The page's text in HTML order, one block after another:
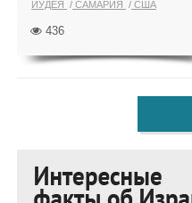
ИУДЕЯ САМАРИЯ США
436